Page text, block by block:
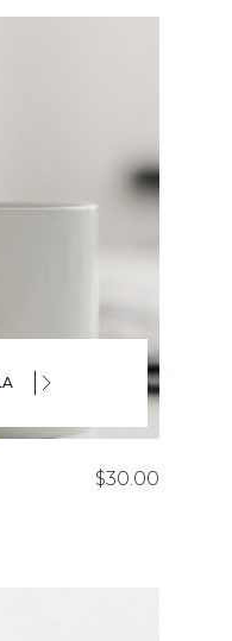
$30.00